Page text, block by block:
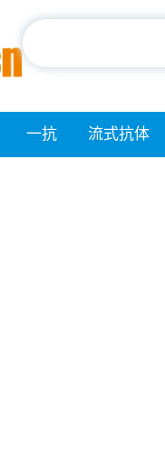
一抗 流式抗体